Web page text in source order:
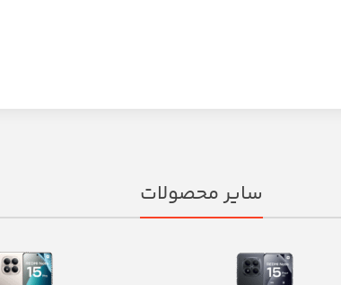
سایر محصولات